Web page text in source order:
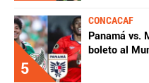
5
CONCACAF
Panamá vs.
boleto al